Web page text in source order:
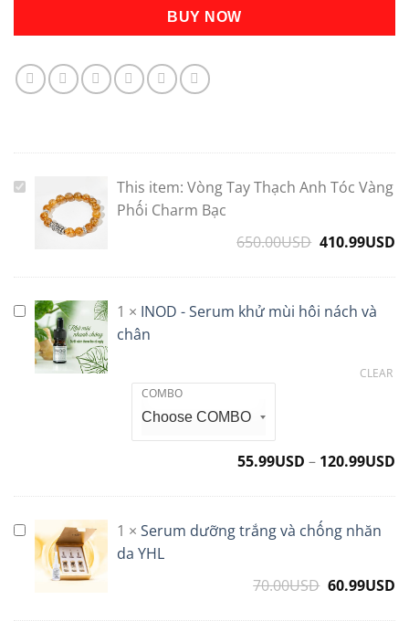
BUY NOW
Vòng
Thạch
Phối
Charm
Bạc
This item: Vòng Tay Thạch Anh Tóc Vàng
Phối Charm Bạc
650.00USD Original
650.00USD.
410.99USD
INOD
Serum
khử
1 × INOD - Serum khử mùi hôi nách và
chân
COMBO
CLEAR
55.99USD – 120.99USD
Serum
dưỡng
trắng
1 × Serum dưỡng trắng và chống nhăn
da YHL
70.00USD Original
60.99USD